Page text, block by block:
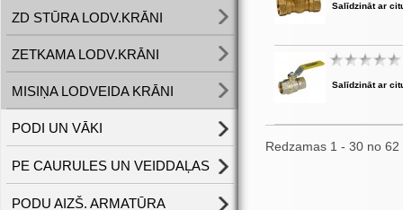
ZD STŪRA LODV.KRĀNI
ZETKAMA LODV.KRĀNI
MISIŅA LODVEIDA KRĀNI
PODI UN VĀKI
PE CAURULES UN VEIDDAĻAS
PODU AIZŠ. ARMATŪRA
Salīdzināt ar
Salīdzināt ar
Redzamas 1 - 30 no 62